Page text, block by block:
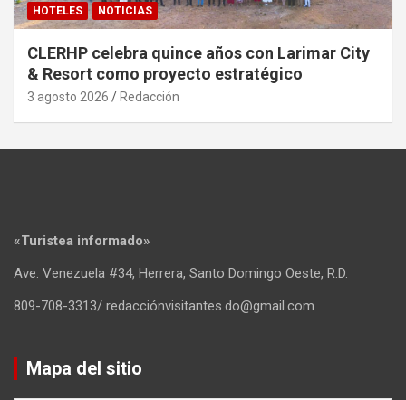
HOTELES NOTICIAS
CLERHP celebra quince años con Larimar City
& Resort como proyecto estratégico
3 agosto 2026 Redacción
«Turistea informado»
Ave. Venezuela #34, Herrera, Santo Domingo Oeste, R.D.
809-708-3313/ redacciónvisitantes.do@gmail.com
Mapa del sitio